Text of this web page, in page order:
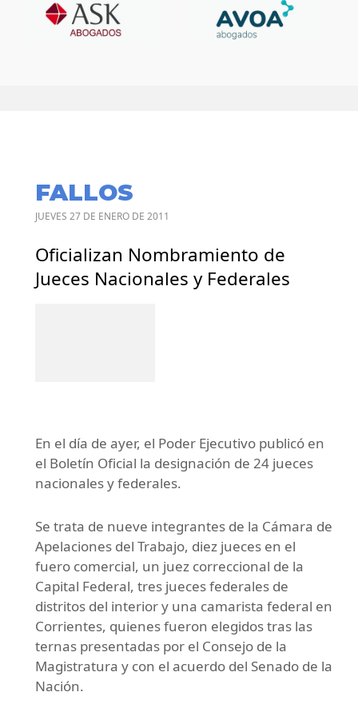
FALLOS
JUEVES 27 DE ENERO DE 2011
Oficializan Nombramiento de
Jueces Nacionales y Federales
En el día de ayer, el Poder Ejecutivo publicó en
el Boletín Oficial la designación de 24 jueces
nacionales y federales.
Se trata de nueve integrantes de la Cámara de
Apelaciones del Trabajo, diez jueces en el
fuero comercial, un juez correccional de la
Capital Federal, tres jueces federales de
distritos del interior y una camarista federal en
Corrientes, quienes fueron elegidos tras las
ternas presentadas por el Consejo de la
Magistratura y con el acuerdo del Senado de la
Nación.